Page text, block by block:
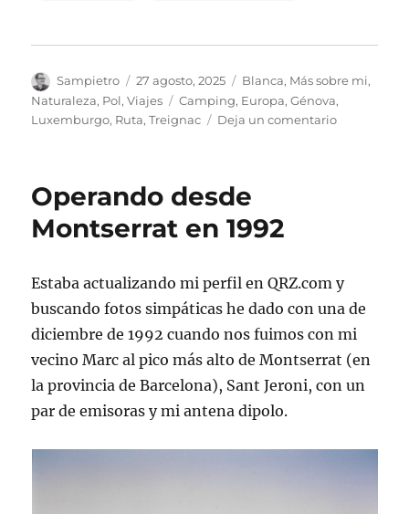
Autor
Sampietro
Publicado
el
27 agosto, 2025 Categorías
Blanca, Más sobre mi,
Naturaleza, Pol,Viajes Etiquetas
Camping, Europa,Génova,
Luxemburgo, Ruta,Treignac Deja un comentarioen
Operando desde
Montserrat en 1992
Estaba actualizando mi perfil en QRZ.com y
buscando fotos simpáticas he dado con una de
diciembre de 1992 cuando nos fuimos con mi
vecino Marc al pico más alto de Montserrat (en
la provincia de Barcelona), Sant Jeroni, con un
par de emisoras y mi antena dipolo.